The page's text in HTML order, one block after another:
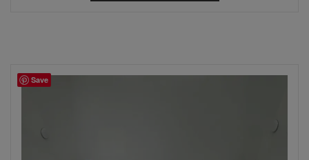
Save